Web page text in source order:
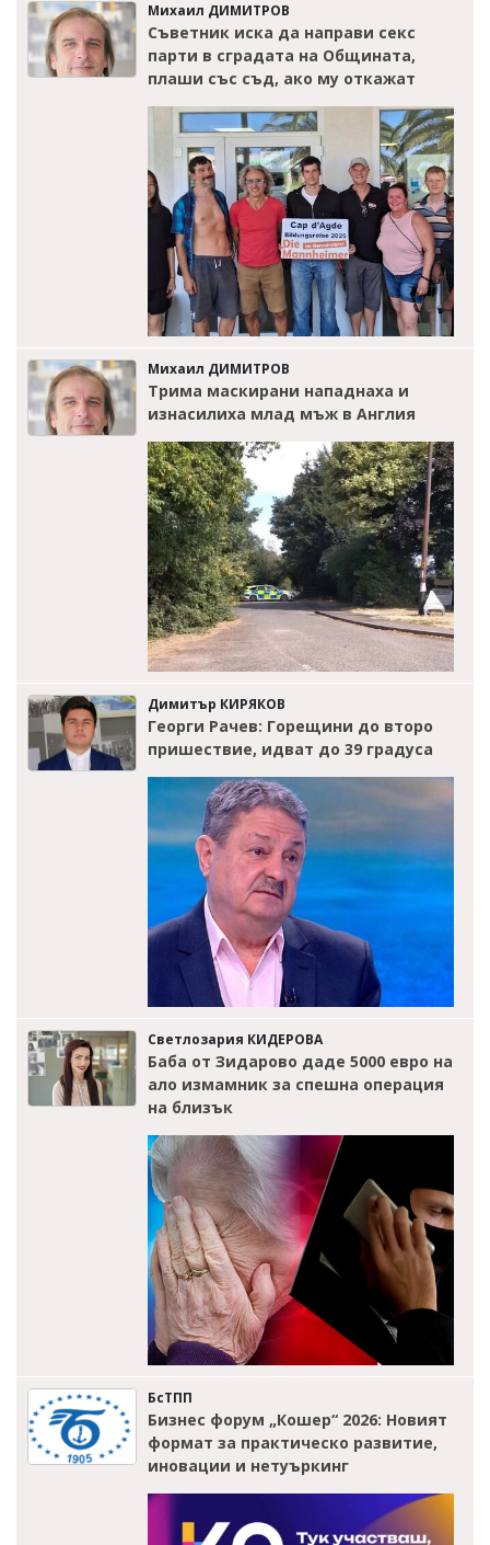
Михаил ДИМИТРОВ
Съветник иска да направи секс
парти в сградата на Общината,
плаши със съд, ако му откажат
Михаил ДИМИТРОВ
Трима маскирани нападнаха и
изнасилиха млад мъж в Англия
Димитър КИРЯКОВ
Георги Рачев: Горещини до второ
пришествие, идват до 39 градуса
Светлозария КИДЕРОВА
Баба от Зидарово даде 5000 евро на
ало измамник за спешна операция
на близък
БсТПП
Бизнес форум „Кошер“ 2026: Новият
формат за практическо развитие,
иновации и нетуъркинг